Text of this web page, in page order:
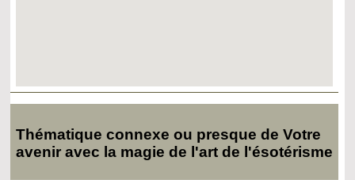
Thématique connexe ou presque de Votre
avenir avec la magie de l'art de l'ésotérisme